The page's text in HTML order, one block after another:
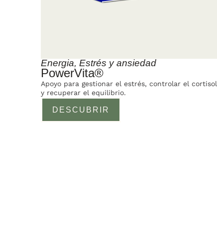
Energia, Estrés y ansiedad
PowerVita®
DESCUBRIR
Apoyo para gestionar el estrés, controlar el cortisol
y recuperar el equilibrio.